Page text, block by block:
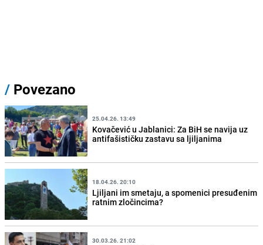
/ Povezano
25.04.26. 13:49
Kovačević u Jablanici: Za BiH se navija uz
antifašističku zastavu sa ljiljanima
18.04.26. 20:10
Ljiljani im smetaju, a spomenici presuđenim
ratnim zločincima?
30.03.26. 21:02